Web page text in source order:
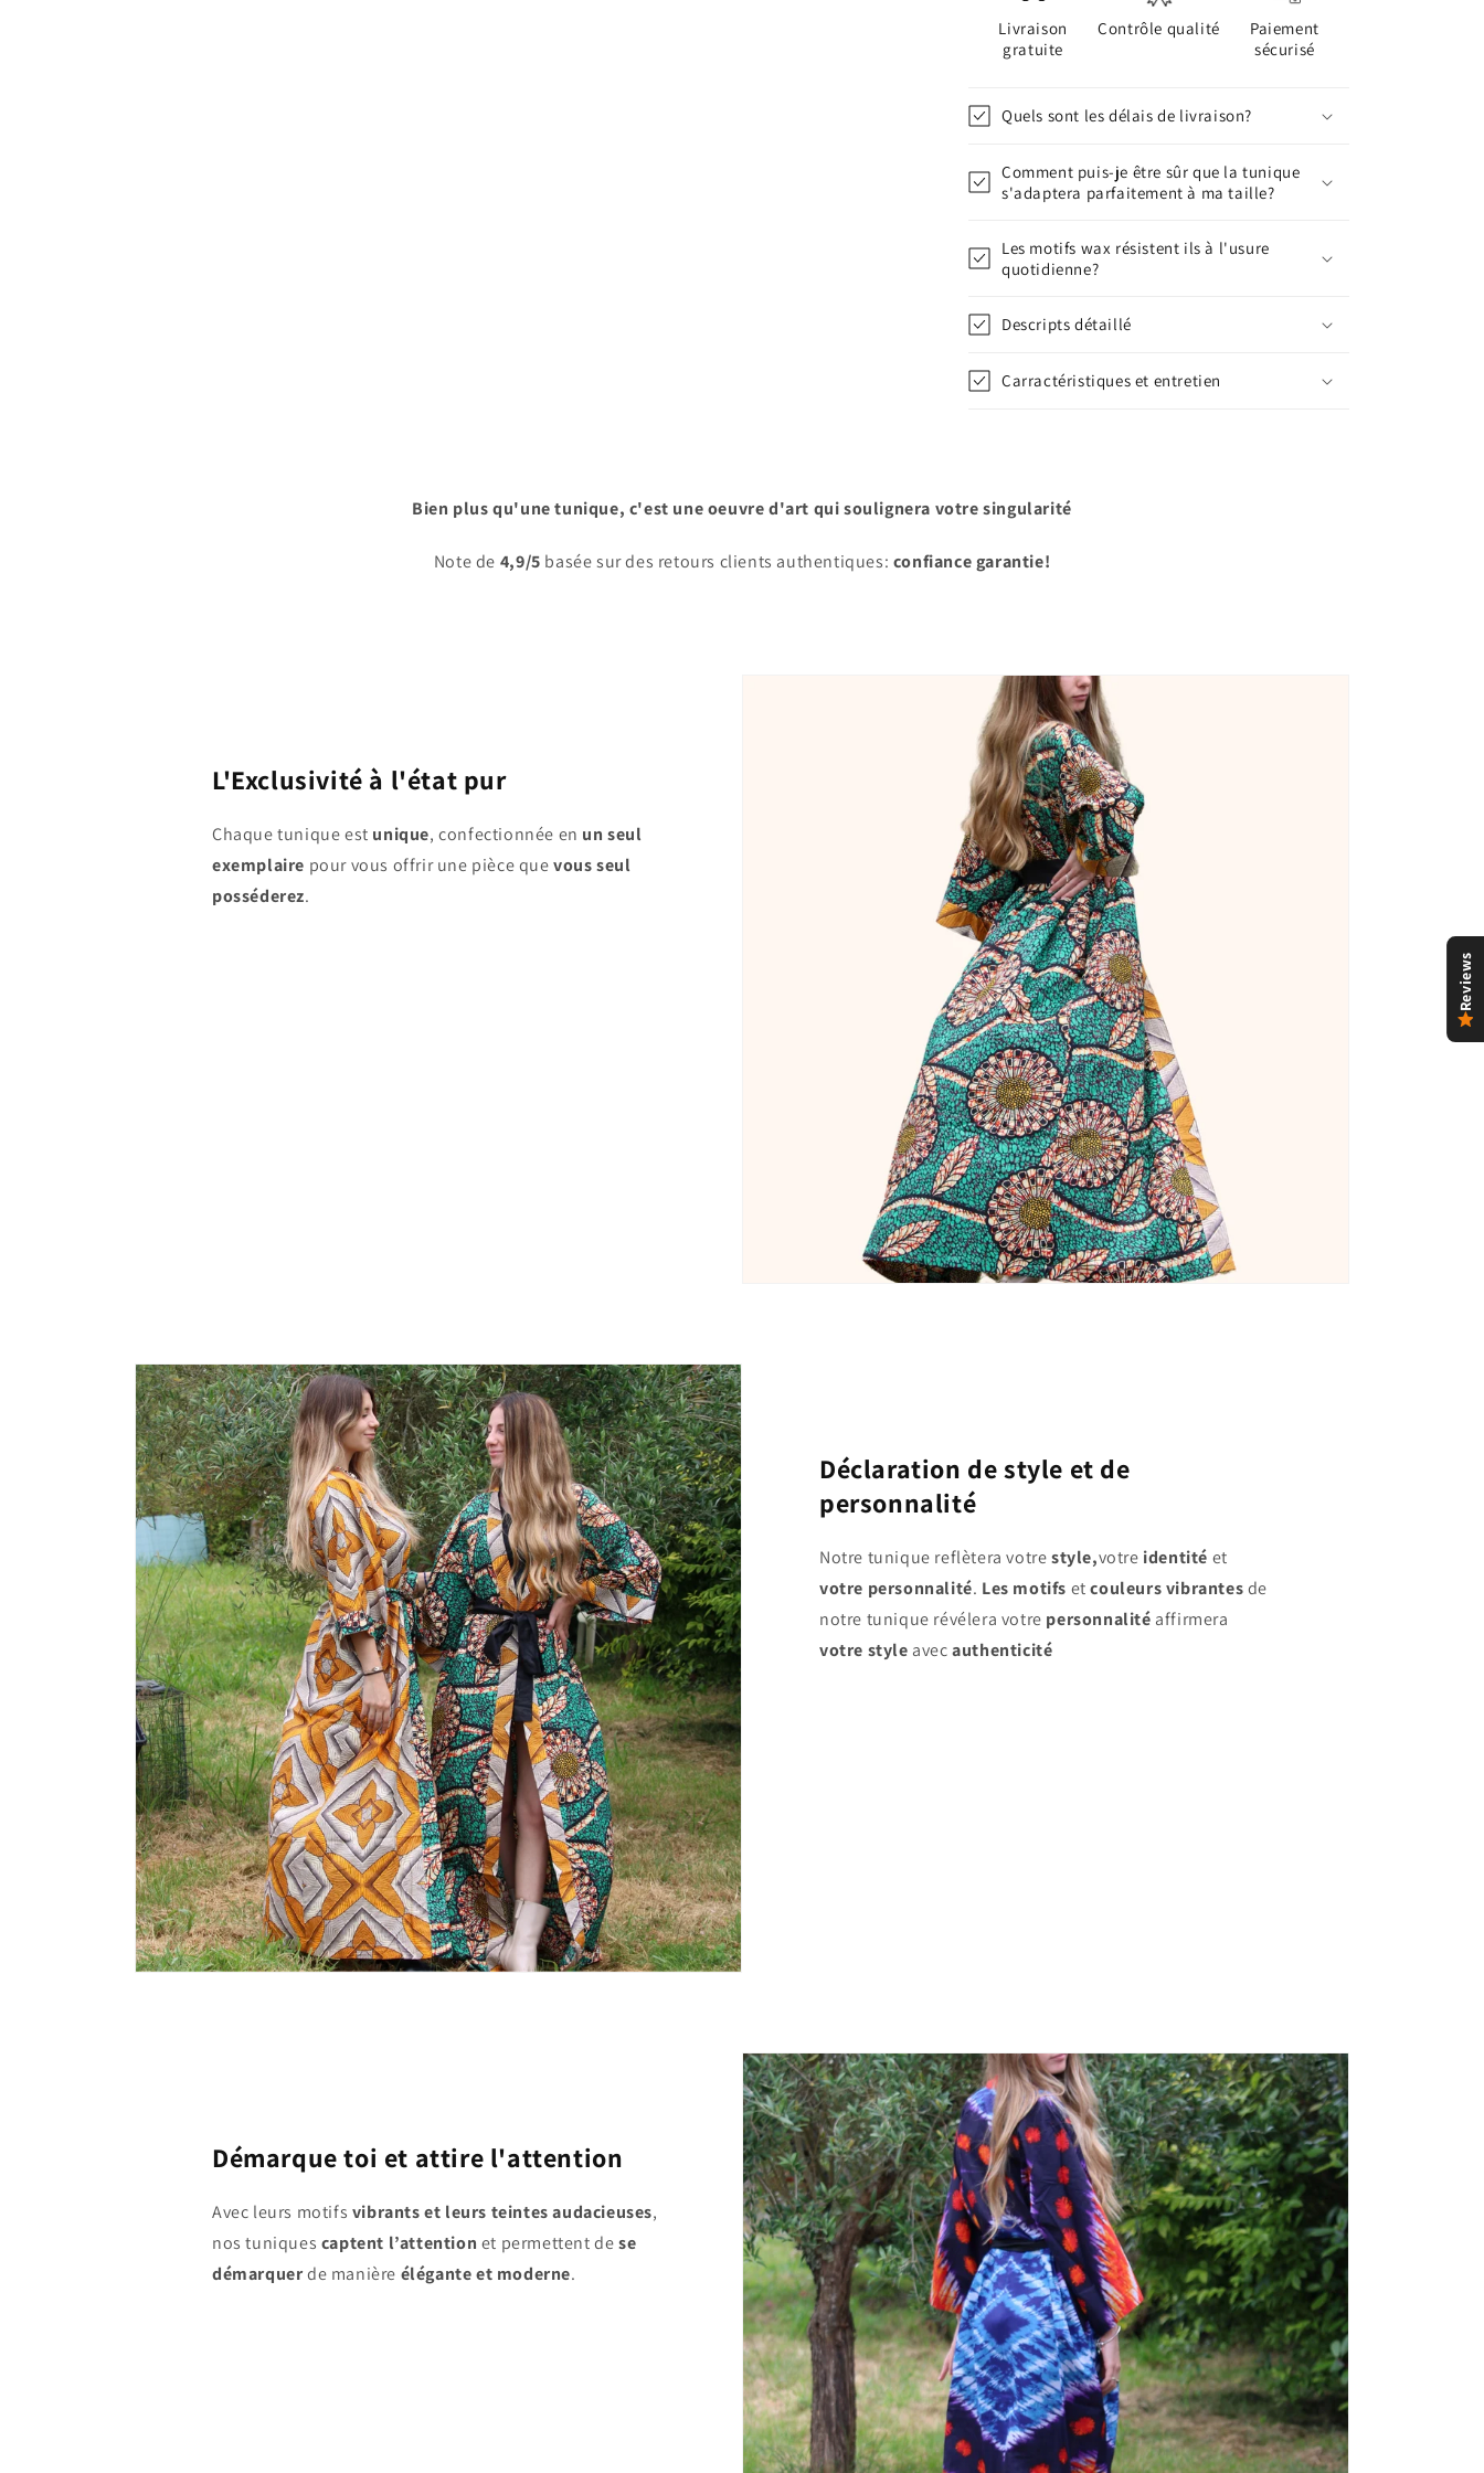
Livraison
gratuite
Contrôle qualité
Paiement
sécurisé
Quels sont les délais de livraison?
Comment puis-je être sûr que la tunique
s'adaptera parfaitement à ma taille?
Les motifs wax résistent ils à l'usure
quotidienne?
Descripts détaillé
Carractéristiques et entretien
Bien plus qu'une tunique, c'est une oeuvre d'art qui soulignera votre singularité
Note de 4,9/5 basée sur des retours clients authentiques: confiance garantie!
L'Exclusivité à l'état pur
Chaque tunique est unique, confectionnée en un seul
exemplaire pour vous offrir une pièce quevous seul
posséderez.
Déclaration de style et de
personnalité
Notre tunique reflètera votrestyle,votre identité et
votre personnalité. Les motifs etcouleurs vibrantesde
notre tunique révélera votre personnalité affirmera
votre style avecauthenticité
Démarque toi et attire l'attention
Avec leurs motifs vibrants et leurs teintes audacieuses,
nos tuniques captent l’attention et permettent dese
démarquerde manière élégante et moderne.
Reviews